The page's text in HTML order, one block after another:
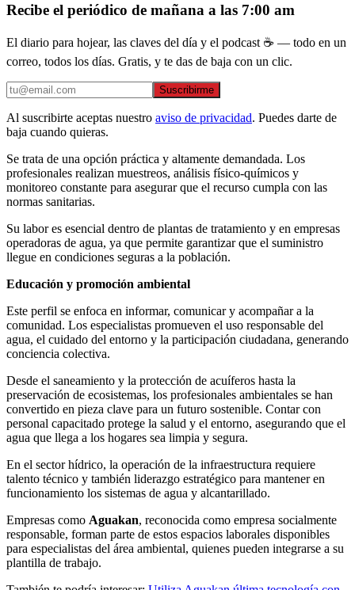
Recibe el periódico de mañana a las 7:00 am
El diario para hojear, las claves del día y el podcast ☕ — todo en un
correo, todos los días. Gratis, y te das de baja con un clic.
Suscribirme
Al suscribirte aceptas nuestro aviso de privacidad. Puedes darte de
baja cuando quieras.
Se trata de una opción práctica y altamente demandada. Los
profesionales realizan muestreos, análisis físico-químicos y
monitoreo constante para asegurar que el recurso cumpla con las
normas sanitarias.
Su labor es esencial dentro de plantas de tratamiento y en empresas
operadoras de agua, ya que permite garantizar que el suministro
llegue en condiciones seguras a la población.
Educación y promoción ambiental
Este perfil se enfoca en informar, comunicar y acompañar a la
comunidad. Los especialistas promueven el uso responsable del
agua, el cuidado del entorno y la participación ciudadana, generando
conciencia colectiva.
Desde el saneamiento y la protección de acuíferos hasta la
preservación de ecosistemas, los profesionales ambientales se han
convertido en pieza clave para un futuro sostenible. Contar con
personal capacitado protege la salud y el entorno, asegurando que el
agua que llega a los hogares sea limpia y segura.
En el sector hídrico, la operación de la infraestructura requiere
talento técnico y también liderazgo estratégico para mantener en
funcionamiento los sistemas de agua y alcantarillado.
Empresas como Aguakan, reconocida como empresa socialmente
responsable, forman parte de estos espacios laborales disponibles
para especialistas del área ambiental, quienes pueden integrarse a su
plantilla de trabajo.